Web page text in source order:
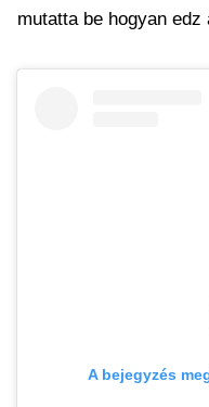
mutatta be hogyan edz
A bejegyzés